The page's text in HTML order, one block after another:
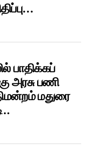
பாதிக்கப்
அரசு பணி
மதுரை